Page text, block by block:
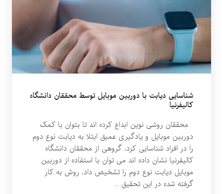
شناسایی دیابت با دوربین موبایل توسط محققان دانشگاه
کالیفرنیا
محققان روشی نوین ابداع کرده اند تا بتوان با کمک
دوربین موبایل و یادگیری عمیق ابتلا به دیابت نوع دوم
را در افراد شناسایی کرد. گروهی از محققان دانشگاه
کالیفرنیا نشان داده اند می توان با استفاده از دوربین
موبایل دیابت نوع دوم را تشخیص داد. روش به کار
گرفته شده در این تحقیق…